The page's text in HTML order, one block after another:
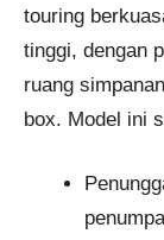
touring
tinggi, dengan
ruang
box. Model ini